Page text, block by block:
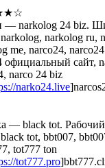
— narkolog 24 biz.
narkolog ru,
me, narco24,
сайт,
narco 24 biz
narko24.live
— black tot. Рабочий
tot, bbt007,
tot777 ton
tot777.pro